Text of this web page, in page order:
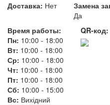
Доставка: Нет
Замена
Да
Время работы:
Пн: 10:00 - 18:00
Вт: 10:00 - 18:00
Ср: 10:00 - 18:00
Чт: 10:00 - 18:00
Пт: 10:00 - 18:00
Сб: 10:00 - 15:00
Вс: Вихідний
QR-код: